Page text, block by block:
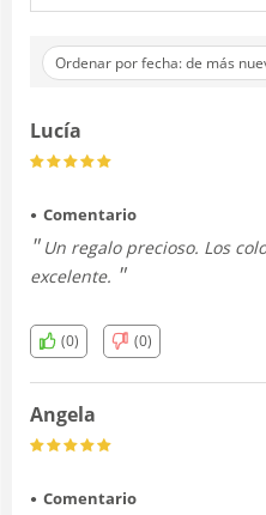
Ordenar por fecha: de más
Lucía
Comentario
Un regalo precioso. Los colores son vivos y el acabado es
excelente.
(0) (0)
Angela
Comentario